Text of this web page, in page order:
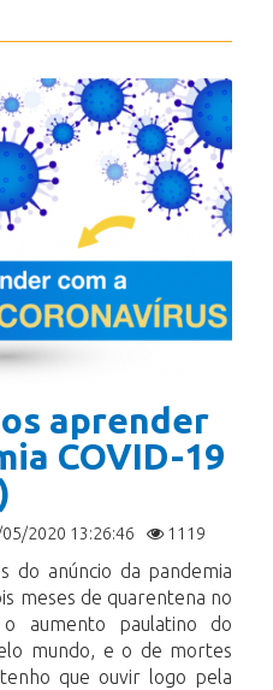
aprender
COVID-19
2020 13:26:46 1119
do anúncio da pandemia
meses de quarentena no
aumento paulatino do
mundo, e o de mortes
que ouvir logo pela